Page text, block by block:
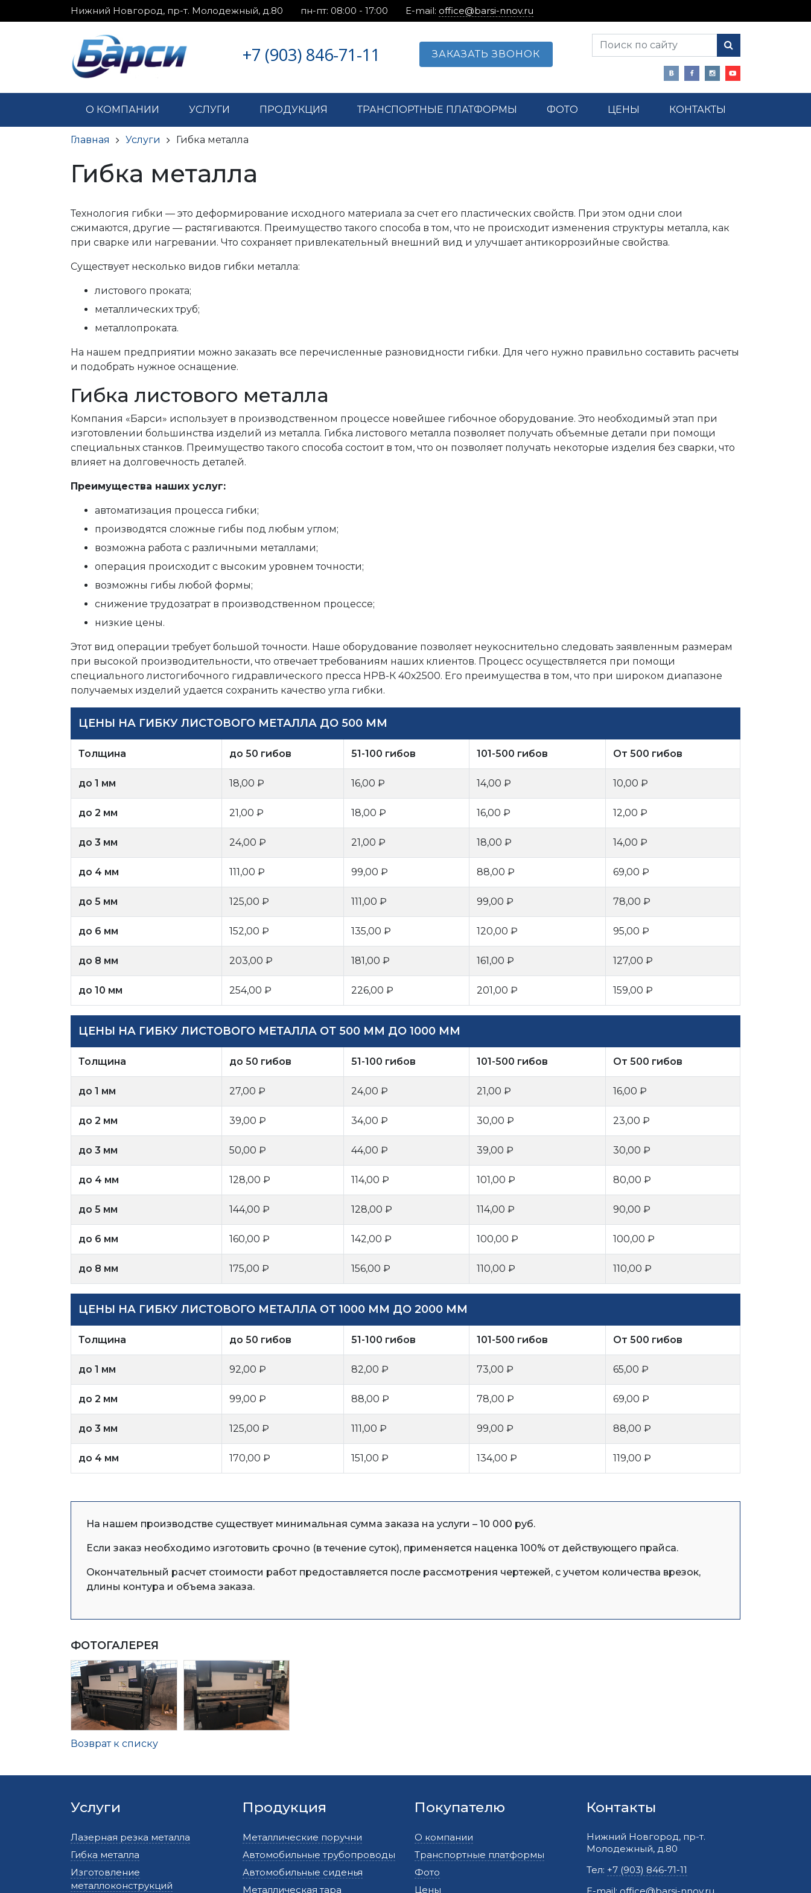
Нижний Новгород, пр-т. Молодежный, д.80 пн-пт: 08:00 - 17:00 E-mail: office@barsi-nnov.ru
+7 (903) 846-71-11 ЗАКАЗАТЬ ЗВОНОК
О КОМПАНИИ УСЛУГИ ПРОДУКЦИЯ ТРАНСПОРТНЫЕ ПЛАТФОРМЫ ФОТО ЦЕНЫ КОНТАКТЫ
Главная Услуги Гибка металла
Гибка металла
Технология гибки — это деформирование исходного материала за счет его пластических свойств. При этом одни слои
сжимаются, другие — растягиваются. Преимущество такого способа в том, что не происходит изменения структуры металла, как
при сварке или нагревании. Что сохраняет привлекательный внешний вид и улучшает антикоррозийные свойства.
Существует несколько видов гибки металла:
листового проката;
металлических труб;
металлопроката.
На нашем предприятии можно заказать все перечисленные разновидности гибки. Для чего нужно правильно составить расчеты
и подобрать нужное оснащение.
Гибка листового металла
Компания «Барси» использует в производственном процессе новейшее гибочное оборудование. Это необходимый этап при
изготовлении большинства изделий из металла. Гибка листового металла позволяет получать объемные детали при помощи
специальных станков. Преимущество такого способа состоит в том, что он позволяет получать некоторые изделия без сварки, что
влияет на долговечность деталей.
Преимущества наших услуг:
автоматизация процесса гибки;
производятся сложные гибы под любым углом;
возможна работа с различными металлами;
операция происходит с высоким уровнем точности;
возможны гибы любой формы;
снижение трудозатрат в производственном процессе;
низкие цены.
Этот вид операции требует большой точности. Наше оборудование позволяет неукоснительно следовать заявленным размерам
при высокой производительности, что отвечает требованиям наших клиентов. Процесс осуществляется при помощи
специального листогибочного гидравлического пресса НРВ-К 40х2500. Его преимущества в том, что при широком диапазоне
получаемых изделий удается сохранить качество угла гибки.
ЦЕНЫ НА ГИБКУ ЛИСТОВОГО МЕТАЛЛА ДО 500 ММ
Толщина до 50 гибов 51-100 гибов 101-500 гибов От 500 гибов
до 1 мм 18,00 ₽ 16,00 ₽ 14,00 ₽ 10,00 ₽
до 2 мм 21,00 ₽ 18,00 ₽ 16,00 ₽ 12,00 ₽
до 3 мм 24,00 ₽ 21,00 ₽ 18,00 ₽ 14,00 ₽
до 4 мм 111,00 ₽ 99,00 ₽ 88,00 ₽ 69,00 ₽
до 5 мм 125,00 ₽ 111,00 ₽ 99,00 ₽ 78,00 ₽
до 6 мм 152,00 ₽ 135,00 ₽ 120,00 ₽ 95,00 ₽
до 8 мм 203,00 ₽ 181,00 ₽ 161,00 ₽ 127,00 ₽
до 10 мм 254,00 ₽ 226,00 ₽ 201,00 ₽ 159,00 ₽
ЦЕНЫ НА ГИБКУ ЛИСТОВОГО МЕТАЛЛА ОТ 500 ММ ДО 1000 ММ
Толщина до 50 гибов 51-100 гибов 101-500 гибов От 500 гибов
до 1 мм 27,00 ₽ 24,00 ₽ 21,00 ₽ 16,00 ₽
до 2 мм 39,00 ₽ 34,00 ₽ 30,00 ₽ 23,00 ₽
до 3 мм 50,00 ₽ 44,00 ₽ 39,00 ₽ 30,00 ₽
до 4 мм 128,00 ₽ 114,00 ₽ 101,00 ₽ 80,00 ₽
до 5 мм 144,00 ₽ 128,00 ₽ 114,00 ₽ 90,00 ₽
до 6 мм 160,00 ₽ 142,00 ₽ 100,00 ₽ 100,00 ₽
до 8 мм 175,00 ₽ 156,00 ₽ 110,00 ₽ 110,00 ₽
ЦЕНЫ НА ГИБКУ ЛИСТОВОГО МЕТАЛЛА ОТ 1000 ММ ДО 2000 ММ
Толщина до 50 гибов 51-100 гибов 101-500 гибов От 500 гибов
до 1 мм 92,00 ₽ 82,00 ₽ 73,00 ₽ 65,00 ₽
до 2 мм 99,00 ₽ 88,00 ₽ 78,00 ₽ 69,00 ₽
до 3 мм 125,00 ₽ 111,00 ₽ 99,00 ₽ 88,00 ₽
до 4 мм 170,00 ₽ 151,00 ₽ 134,00 ₽ 119,00 ₽
На нашем производстве существует минимальная сумма заказа на услуги – 10 000 руб.
Если заказ необходимо изготовить срочно (в течение суток), применяется наценка 100% от действующего прайса.
Окончательный расчет стоимости работ предоставляется после рассмотрения чертежей, с учетом количества врезок,
длины контура и объема заказа.
ФОТОГАЛЕРЕЯ
Возврат к списку
Услуги
Лазерная резка металла
Гибка металла
Изготовление
металлоконструкций
Продукция
Металлические поручни
Автомобильные трубопроводы
Автомобильные сиденья
Металлическая тара
Покупателю
О компании
Транспортные платформы
Фото
Цены
Контакты
Нижний Новгород, пр-т.
Молодежный, д.80
Тел: +7 (903) 846-71-11